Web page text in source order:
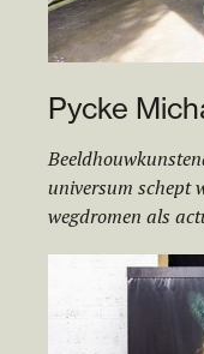
Pycke
universum schept
wegdromen als